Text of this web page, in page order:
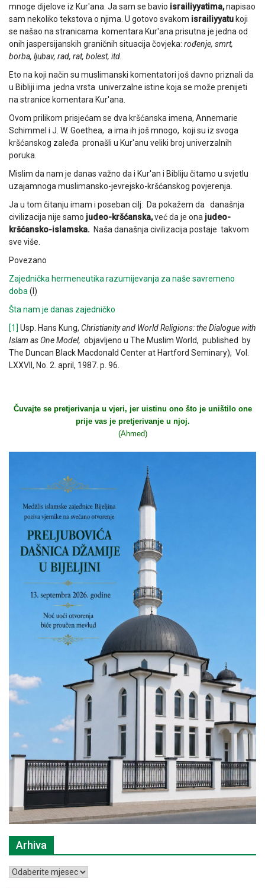
mnoge dijelove iz Kur'ana. Ja sam se bavio israiliyyatima,napisao
sam nekoliko tekstova o njima. U gotovo svakom israiliyyatu koji
se našao na stranicama komentara Kur'ana prisutna je jedna od
onih jaspersijanskih graničnih situacija čovjeka: rođenje, smrt,
borba, ljubav, rad, rat, bolest, itd.
Eto na koji način su muslimanski komentatori još davno priznali da
u Bibliji ima jedna vrsta univerzalne istine koja se može prenijeti
na stranice komentara Kur'ana.
Ovom prilikom prisjećam se dva kršćanska imena, Annemarie
Schimmel i J. W. Goethea, a ima ih još mnogo, koji su iz svoga
kršćanskog zaleđa pronašli u Kur'anu veliki broj univerzalnih
poruka.
Mislim da nam je danas važno da i Kur'an i Bibliju čitamo u svjetlu
uzajamnoga muslimansko-jevrejsko-kršćanskog povjerenja.
Ja u tom čitanju imam i poseban cilj: Da pokažem da današnja
civilizacija nije samo judeo-kršćanska,već da je ona judeo-
kršćansko-islamska. Naša današnja civilizacija postaje takvom
sve više.
Povezano
Zajednička hermeneutika razumijevanja za naše savremeno
doba(I)
Šta nam je danas zajedničko
[1] Usp. Hans Kung, Christianity and World Religions: the Dialogue with
Islam as One Model, objavljeno u The Muslim World, published by
The Duncan Black Macdonald Center at Hartford Seminary), Vol.
LXXVII, No. 2. april, 1987. p. 96.
Čuvajte se pretjerivanja u vjeri, jer uistinu ono što je uništilo one
prije vas je pretjerivanje u njoj.
(Ahmed)
Arhiva
Arhiva